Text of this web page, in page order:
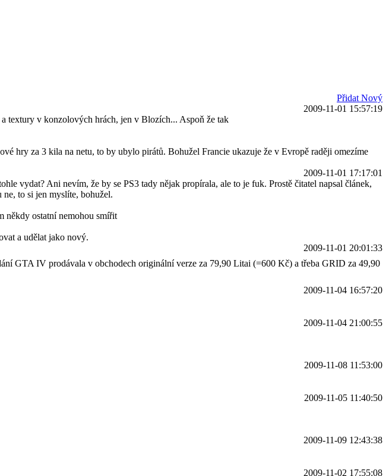
Přidat Nový
2009-11-01 15:57:19
textury v konzolových hrách, jen v Blozích... Aspoň že tak
hry za 3 kila na netu, to by ubylo pirátů. Bohužel Francie ukazuje že v Evropě raději omezíme
2009-11-01 17:17:01
vydat? Ani nevím, že by se PS3 tady nějak propírala, ale to je fuk. Prostě čitatel napsal článek,
to si jen myslíte, bohužel.
někdy ostatní nemohou smířit
a udělat jako nový.
2009-11-01 20:01:33
GTA IV prodávala v obchodech originální verze za 79,90 Litai (=600 Kč) a třeba GRID za 49,90
2009-11-04 16:57:20
2009-11-04 21:00:55
2009-11-08 11:53:00
2009-11-05 11:40:50
2009-11-09 12:43:38
2009-11-02 17:55:08